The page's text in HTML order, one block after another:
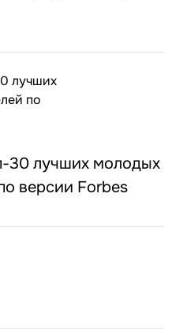
30 лучших молодых
версии Forbes